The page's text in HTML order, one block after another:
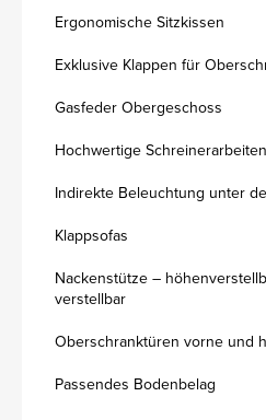
Ergonomische Sitzkissen
Exklusive Klappen für
Gasfeder Obergeschoss
Hochwertige Schreinerarbeiten
Indirekte Beleuchtung unter
Klappsofas
Nackenstütze –
verstellbar
Oberschranktüren vorne und
Passendes Bodenbelag